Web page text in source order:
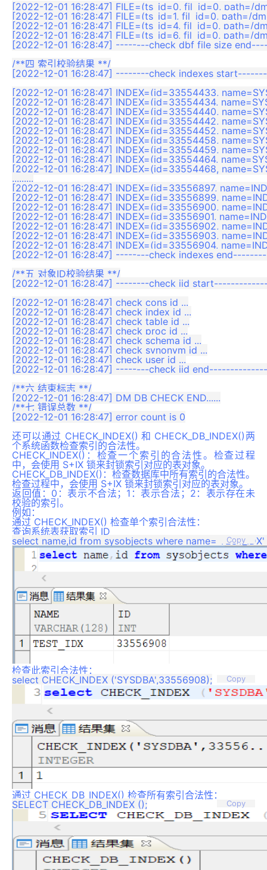
[2022-12-01 16:28:47] FILE=(ts_id=0, fil_id=0, path=/
[2022-12-01 16:28:47] FILE=(ts_id=1, fil_id=0, path=/
[2022-12-01 16:28:47] FILE=(ts_id=4, fil_id=0, path=/
[2022-12-01 16:28:47] FILE=(ts_id=6, fil_id=0, path=/
[2022-12-01 16:28:47] --------check dbf file size
/**四 索引校验结果 **/
[2022-12-01 16:28:47] --------check indexes
[2022-12-01 16:28:47] INDEX=(id=33554433,
[2022-12-01 16:28:47] INDEX=(id=33554434,
[2022-12-01 16:28:47] INDEX=(id=33554440,
[2022-12-01 16:28:47] INDEX=(id=33554442,
[2022-12-01 16:28:47] INDEX=(id=33554452,
[2022-12-01 16:28:47] INDEX=(id=33554458,
[2022-12-01 16:28:47] INDEX=(id=33554459,
[2022-12-01 16:28:47] INDEX=(id=33554464,
[2022-12-01 16:28:47] INDEX=(id=33554468,
.........
[2022-12-01 16:28:47] INDEX=(id=33556897,
[2022-12-01 16:28:47] INDEX=(id=33556899,
[2022-12-01 16:28:47] INDEX=(id=33556900,
[2022-12-01 16:28:47] INDEX=(id=33556901,
[2022-12-01 16:28:47] INDEX=(id=33556902,
[2022-12-01 16:28:47] INDEX=(id=33556903,
[2022-12-01 16:28:47] INDEX=(id=33556904,
[2022-12-01 16:28:47] --------check indexes
/**五 对象ID校验结果 **/
[2022-12-01 16:28:47] --------check iid
[2022-12-01 16:28:47] check cons id ...
[2022-12-01 16:28:47] check index id ...
[2022-12-01 16:28:47] check table id ...
[2022-12-01 16:28:47] check proc id ...
[2022-12-01 16:28:47] check schema id ...
[2022-12-01 16:28:47] check synonym id ...
[2022-12-01 16:28:47] check user id ...
[2022-12-01 16:28:47] --------check iid
/**六 结束标志 **/
[2022-12-01 16:28:47] DM DB CHECK END......
/**七 错误总数 **/
[2022-12-01 16:28:47] error count is 0
还可以通过 CHECK_INDEX() 和 CHECK_DB_INDEX()两
个系统函数检查索引的合法性。
CHECK_INDEX()：检查一个索引的合法性。检查过程
中，会使用 S+IX 锁来封锁索引对应的表对象。
CHECK_DB_INDEX()：检查数据库中所有索引的合法性。
检查过程中，会使用 S+IX 锁来封锁索引对应的表对象。
返回值：0：表示不合法；1：表示合法；2：表示存在未
校验的索引。
例如：
通过 CHECK_INDEX() 检查单个索引合法性：
查询系统表获取索引 ID
Copy
检查此索引合法性：
Copy
通过 CHECK_DB_INDEX() 检查所有索引合法性：
Copy